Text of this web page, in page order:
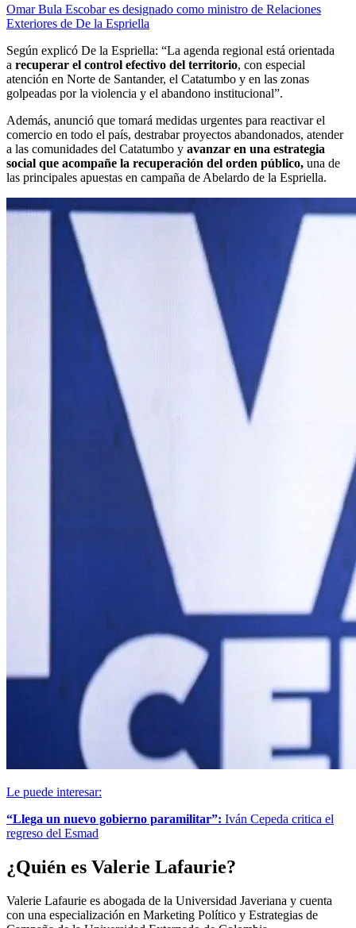
Omar Bula Escobar es designado como ministro de Relaciones
Exteriores de De la Espriella
Según explicó De la Espriella: “La agenda regional está orientada
a recuperar el control efectivo del territorio, con especial
atención en Norte de Santander, el Catatumbo y en las zonas
golpeadas por la violencia y el abandono institucional”.
Además, anunció que tomará medidas urgentes para reactivar el
comercio en todo el país, destrabar proyectos abandonados, atender
a las comunidades del Catatumbo y avanzar en una estrategia
social que acompañe la recuperación del orden público, una de
las principales apuestas en campaña de Abelardo de la Espriella.
Le puede interesar:
“Llega un nuevo gobierno paramilitar”: Iván Cepeda critica el
regreso del Esmad
¿Quién es Valerie Lafaurie?
Valerie Lafaurie es abogada de la Universidad Javeriana y cuenta
con una especialización en Marketing Político y Estrategias de